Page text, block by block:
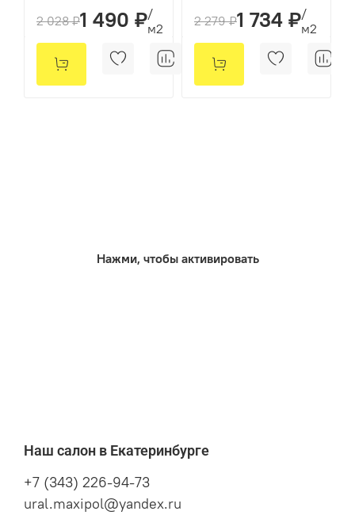
2 028 ₽1 490 ₽/
м2
2 279 ₽1 734 ₽/
м2
Нажми, чтобы активировать
Наш салон в Екатеринбурге
+7 (343) 226-94-73
ural.maxipol@yandex.ru